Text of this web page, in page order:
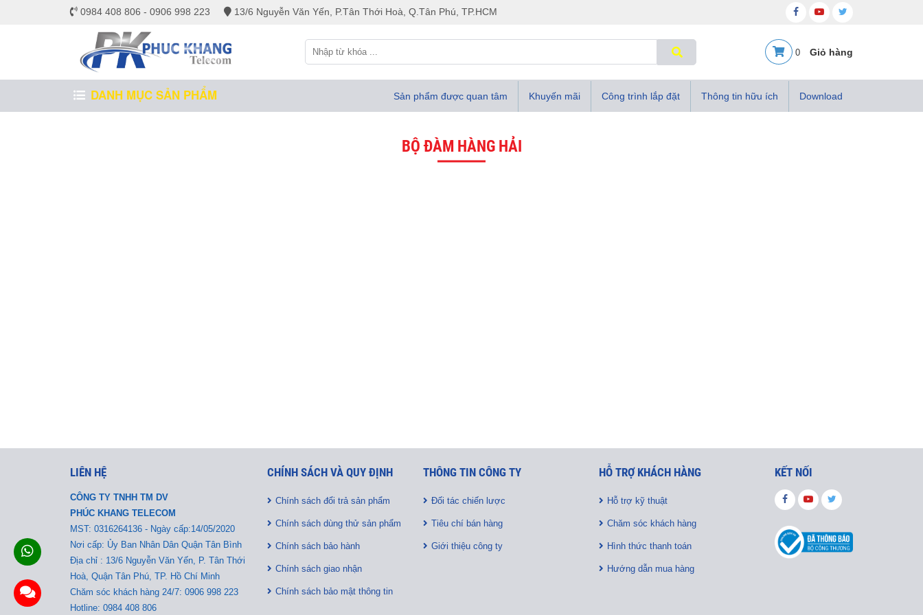
0984 408 806 - 0906 998 223 13/6 Nguyễn Văn Yến, P.Tân Thới Hoà, Q.Tân Phú, TP.HCM
0
DANH MỤC SẢN PHẨM Sản phẩm được quan tâm Khuyến mãi Công trình lắp đặt Thông tin hữu ích Download
BỘ ĐÀM HÀNG HẢI
LIÊN HỆ
CÔNG TY TNHH TM DV
PHÚC KHANG TELECOM
MST: 0316264136 - Ngày cấp:14/05/2020
Nơi cấp: Ủy Ban Nhân Dân Quận Tân Bình
Địa chỉ : 13/6 Nguyễn Văn Yến, P. Tân Thới
Hoà, Quận Tân Phú, TP. Hồ Chí Minh
Chăm sóc khách hàng 24/7: 0906 998 223
Hotline: 0984 408 806
CHÍNH SÁCH VÀ QUY ĐỊNH
Chính sách đổi trả sản phẩm
Chính sách dùng thử sản phẩm
Chính sách bảo hành
Chính sách giao nhận
Chính sách bảo mật thông tin
THÔNG TIN CÔNG TY
Đối tác chiến lược
Tiêu chí bán hàng
Giới thiệu công ty
HỖ TRỢ KHÁCH HÀNG
Hỗ trợ kỹ thuật
Chăm sóc khách hàng
Hình thức thanh toán
Hướng dẫn mua hàng
KẾT NỐI